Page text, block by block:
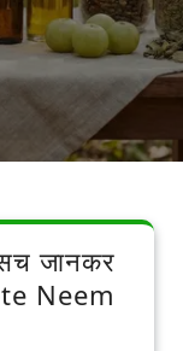
जानकर
Neem